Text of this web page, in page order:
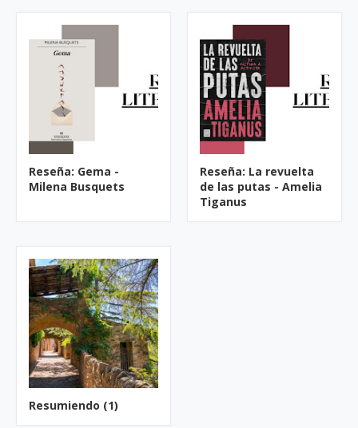
Reseña: Gema -
Milena Busquets
Reseña: La revuelta
de las putas - Amelia
Tiganus
Resumiendo (1)